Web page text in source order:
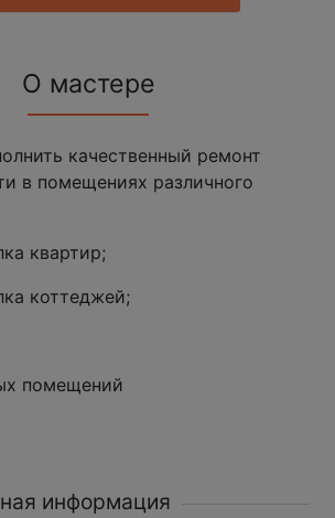
О мастере
качественный ремонт
в помещениях различного
квартир;
коттеджей;
помещений
информация